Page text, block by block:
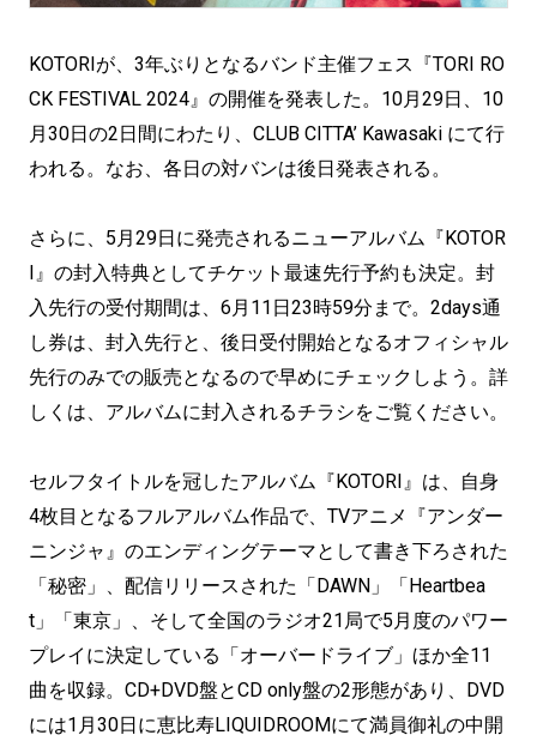
KOTORIが、3年ぶりとなるバンド主催フェス『TORI RO
CK FESTIVAL 2024』の開催を発表した。10月29日、10
月30日の2日間にわたり、CLUB CITTA’ Kawasaki にて行
われる。なお、各日の対バンは後日発表される。
さらに、5月29日に発売されるニューアルバム『KOTOR
I』の封入特典としてチケット最速先行予約も決定。封
入先行の受付期間は、6月11日23時59分まで。2days通
し券は、封入先行と、後日受付開始となるオフィシャル
先行のみでの販売となるので早めにチェックしよう。詳
しくは、アルバムに封入されるチラシをご覧ください。
セルフタイトルを冠したアルバム『KOTORI』は、自身
4枚目となるフルアルバム作品で、TVアニメ『アンダー
ニンジャ』のエンディングテーマとして書き下ろされた
「秘密」、配信リリースされた「DAWN」「Heartbea
t」「東京」、そして全国のラジオ21局で5月度のパワー
プレイに決定している「オーバードライブ」ほか全11
曲を収録。CD+DVD盤とCD only盤の2形態があり、DVD
には1月30日に恵比寿LIQUIDROOMにて満員御礼の中開